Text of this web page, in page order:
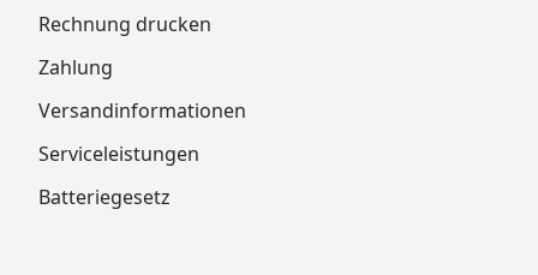
Rechnung drucken
Zahlung
Versandinformationen
Serviceleistungen
Batteriegesetz